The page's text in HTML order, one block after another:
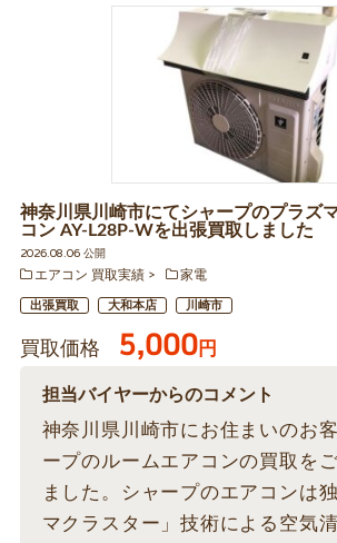
神奈川県川崎市にてシャープのプラズ
コン AY-L28P-Wを出張買取しました
2026.08.06 公開
エアコン 買取実績
家電
出張買取 大和本店 川崎市
買取価格 5,000円
担当バイヤーからのコメント
神奈川県川崎市にお住まいのお
ープのルームエアコンの買取を
ました。シャープのエアコンは
マクラスター」技術による空気